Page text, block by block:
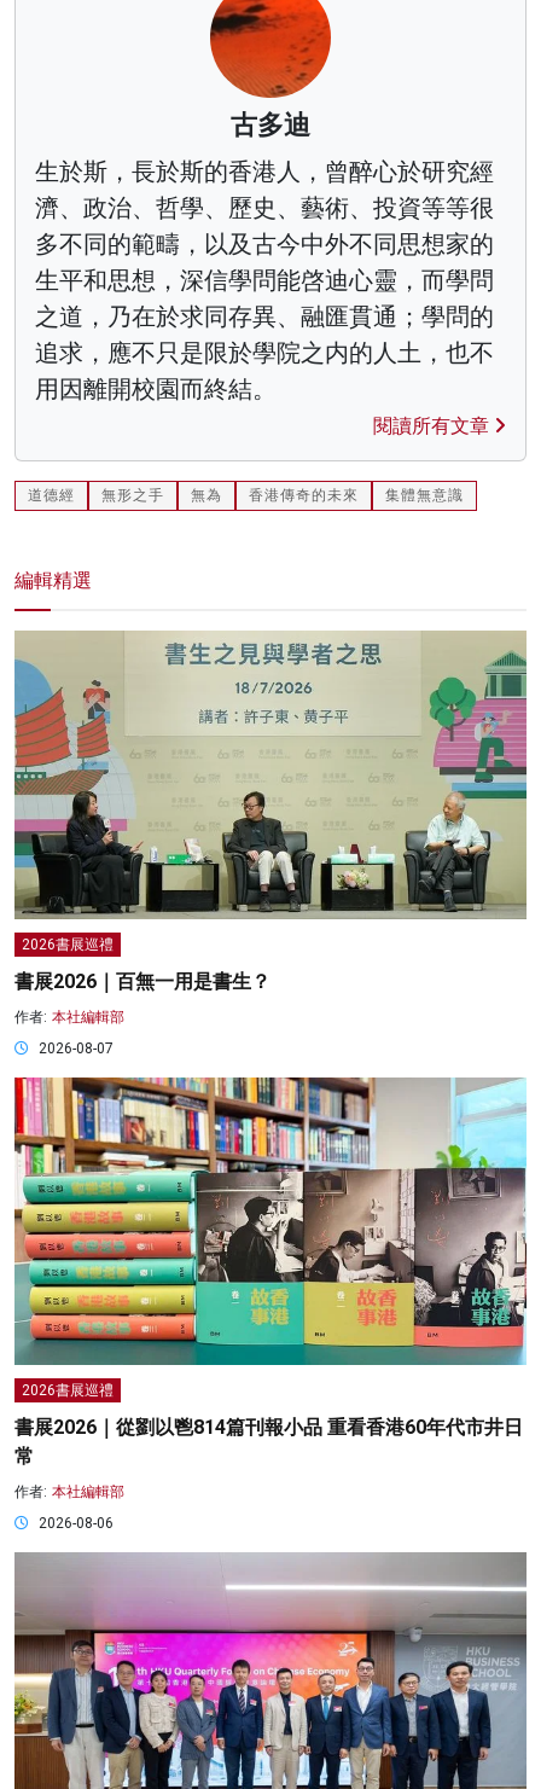
古多迪
生於斯，長於斯的香港人，曾醉心於研究經
濟、政治、哲學、歷史、藝術、投資等等很
多不同的範疇，以及古今中外不同思想家的
生平和思想，深信學問能啓迪心靈，而學問
之道，乃在於求同存異、融匯貫通；學問的
追求，應不只是限於學院之内的人土，也不
用因離開校園而終結。
閱讀所有文章
道德經 無形之手 無為 香港傳奇的未來 集體無意識
編輯精選
2026書展巡禮
書展2026｜百無一用是書生？
作者: 本社編輯部
2026-08-07
2026書展巡禮
書展2026｜從劉以鬯814篇刊報小品 重看香港60年代市井日
常
作者: 本社編輯部
2026-08-06